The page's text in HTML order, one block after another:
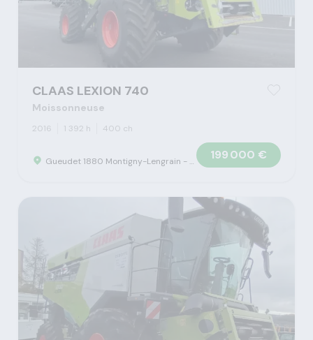
CLAAS LEXION 740
Moissonneuse
2016 1 392 h 400 ch
Gueudet 1880 Montigny-Lengrain - Concession Claas 199 000 €